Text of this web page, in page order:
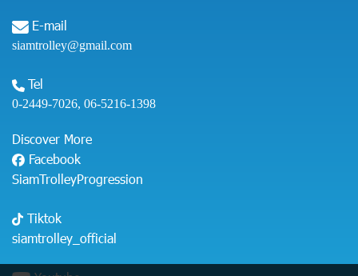
E-mail
siamtrolley@gmail.com
Tel
0-2449-7026, 06-5216-1398
Discover More
Facebook
SiamTrolleyProgression
Tiktok
siamtrolley_official